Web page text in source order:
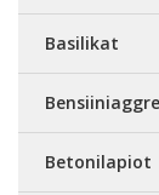
Basilikat
Betonilapiot